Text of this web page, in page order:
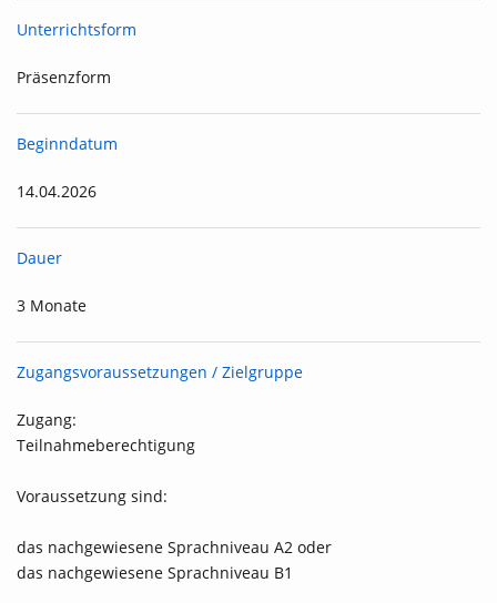
Unterrichtsform
Präsenzform
Beginndatum
14.04.2026
Dauer
3 Monate
Zugangsvoraussetzungen / Zielgruppe
Zugang:
Teilnahmeberechtigung
Voraussetzung sind:
das nachgewiesene Sprachniveau A2 oder
das nachgewiesene Sprachniveau B1